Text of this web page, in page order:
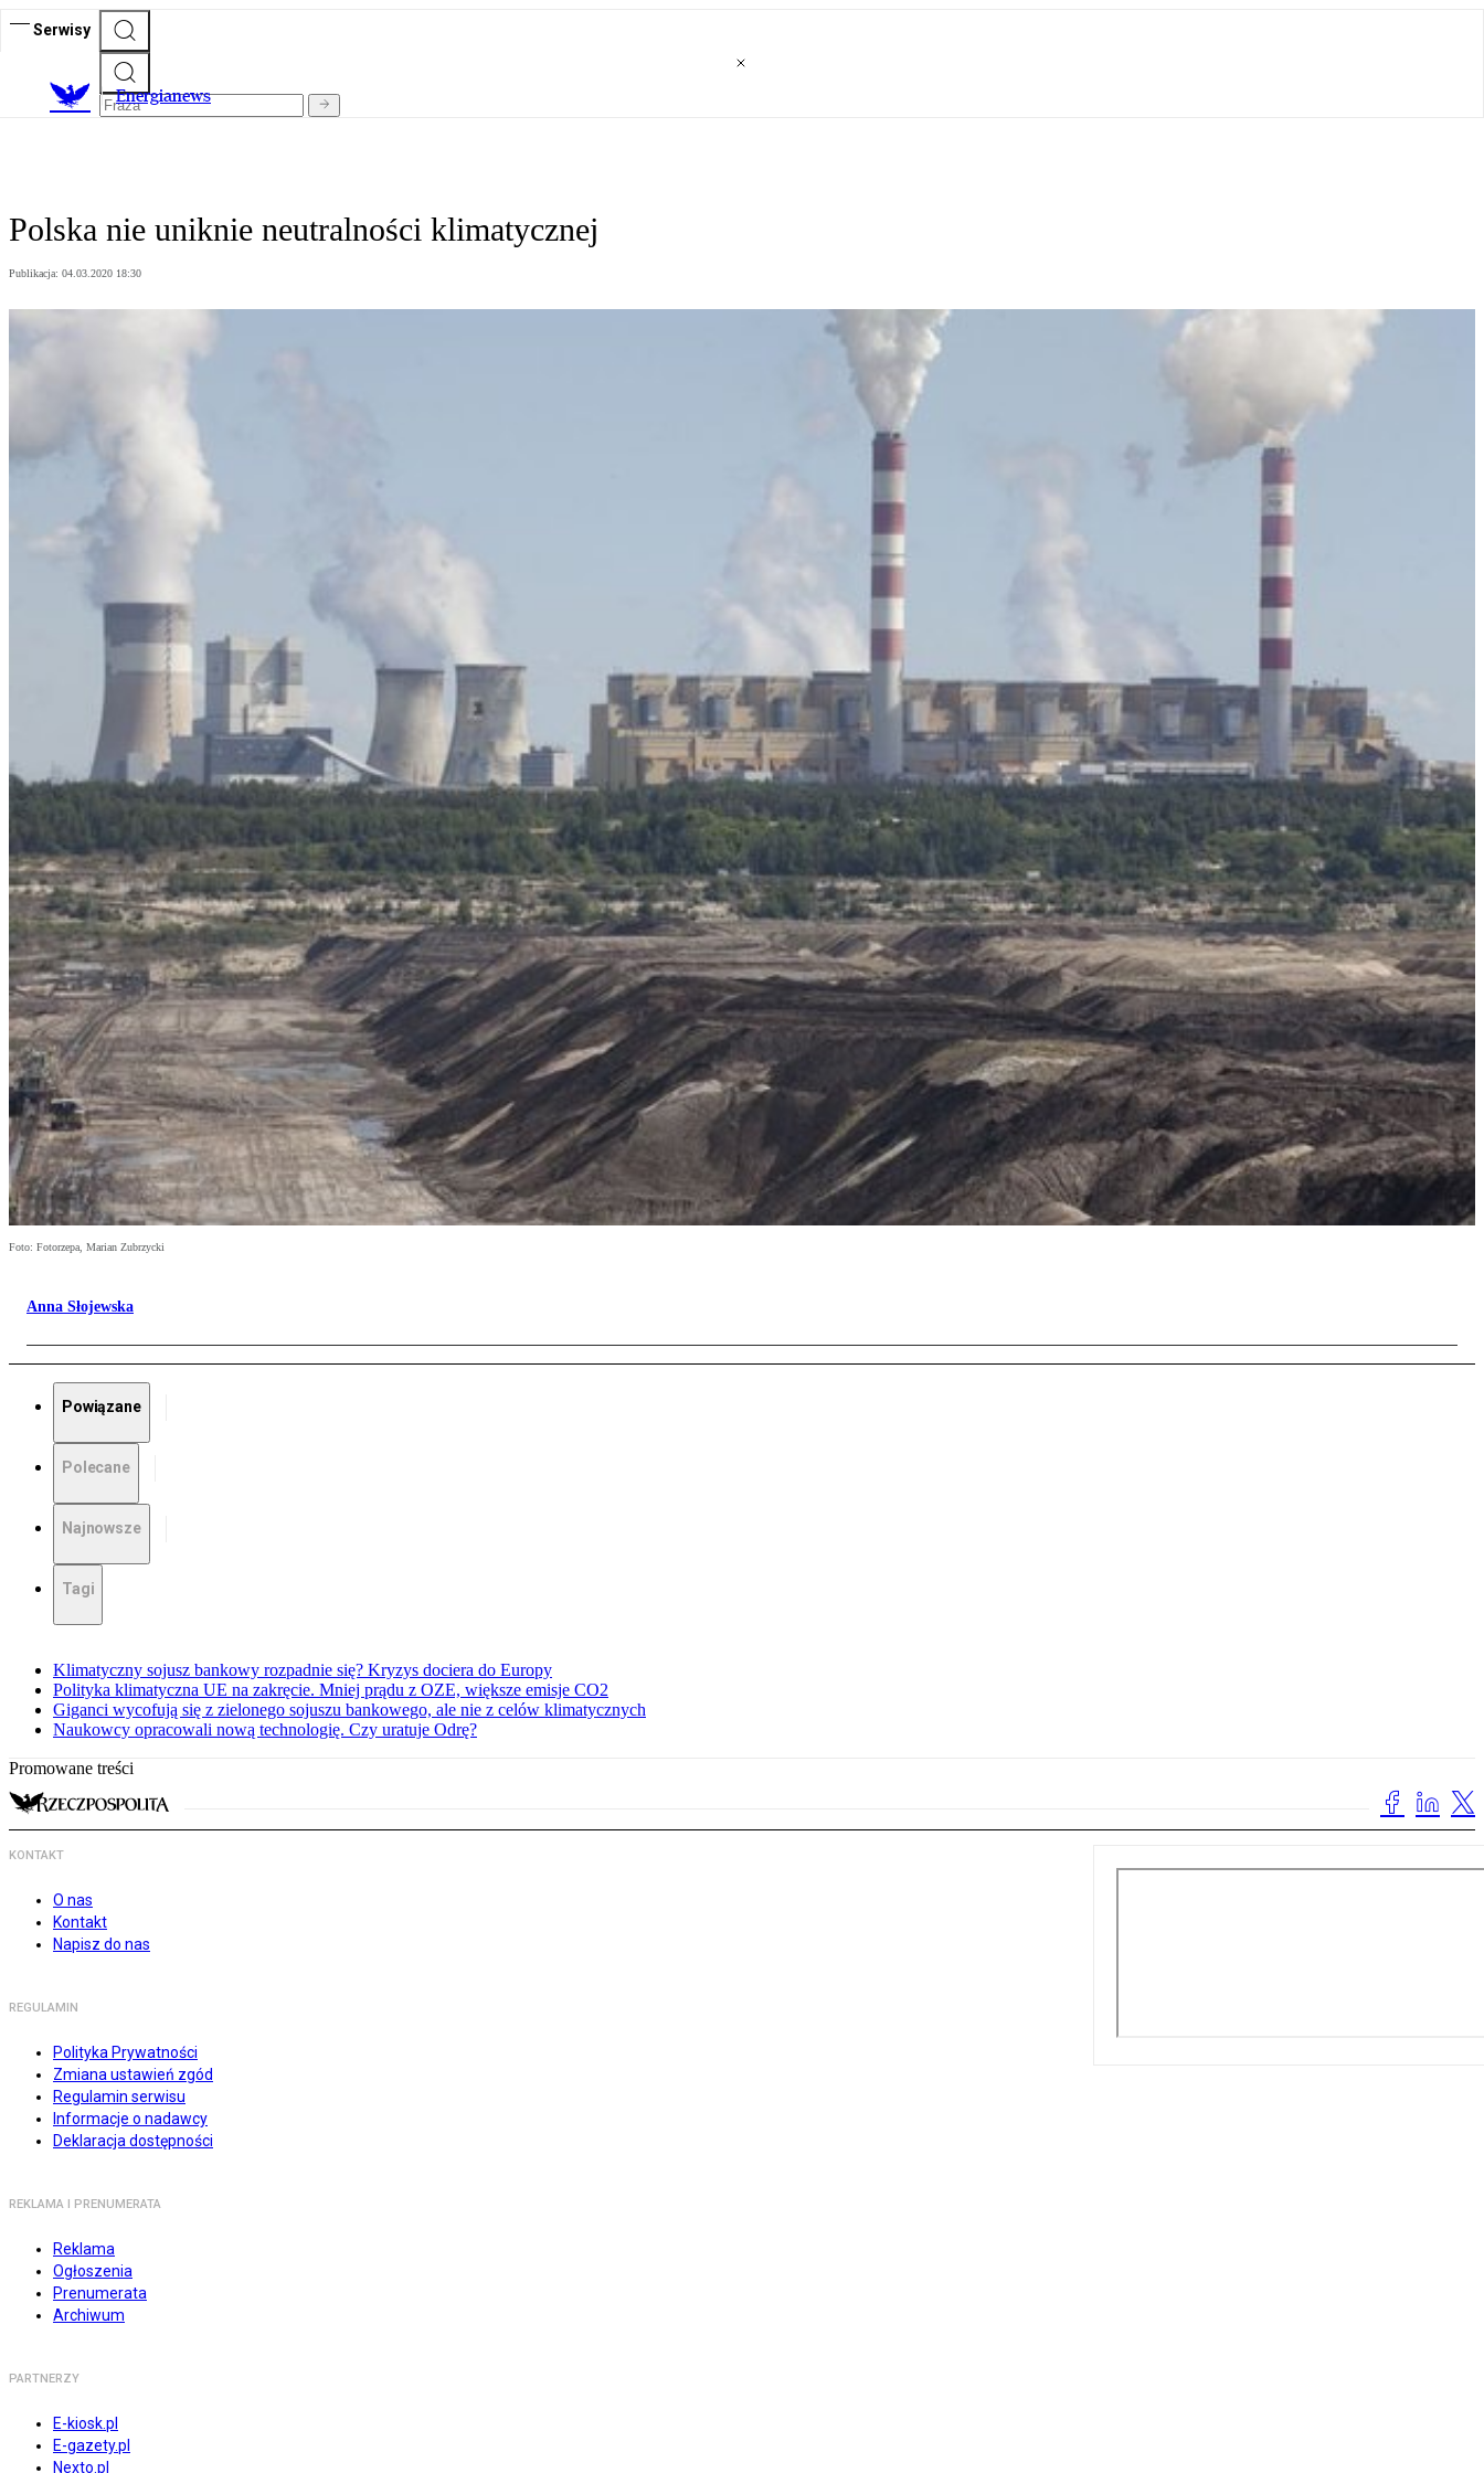
Serwisy
Energianews
Polska nie uniknie neutralności klimatycznej
Publikacja: 04.03.2020 18:30
Foto: Fotorzepa, Marian Zubrzycki
Anna Słojewska
Powiązane
Polecane
Najnowsze
Tagi
Klimatyczny sojusz bankowy rozpadnie się? Kryzys dociera do Europy
Polityka klimatyczna UE na zakręcie. Mniej prądu z OZE, większe emisje CO2
Giganci wycofują się z zielonego sojuszu bankowego, ale nie z celów klimatycznych
Naukowcy opracowali nową technologię. Czy uratuje Odrę?
Promowane treści
KONTAKT
O nas
Kontakt
Napisz do nas
REGULAMIN
Polityka Prywatności
Zmiana ustawień zgód
Regulamin serwisu
Informacje o nadawcy
Deklaracja dostępności
REKLAMA I PRENUMERATA
Reklama
Ogłoszenia
Prenumerata
Archiwum
PARTNERZY
E-kiosk.pl
E-gazety.pl
Nexto.pl